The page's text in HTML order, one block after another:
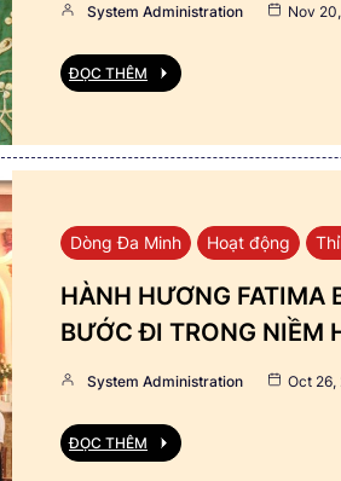
System Administration Nov
ĐỌC THÊM
Dòng Đa Minh Hoạt động
HÀNH HƯƠNG FATIMA
BƯỚC ĐI TRONG NIỀM
System Administration Oct 26,
ĐỌC THÊM